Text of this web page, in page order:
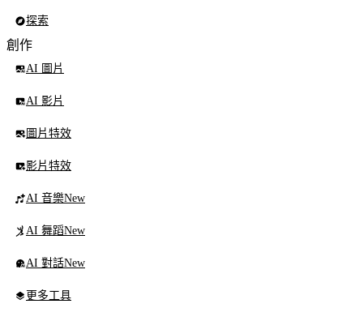
探索
創作
AI 圖片
AI 影片
圖片特效
影片特效
AI 音樂New
AI 舞蹈New
AI 對話New
更多工具